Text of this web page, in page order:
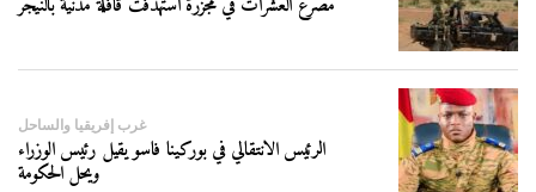
غرب إفريقيا والساحل
الرئيس الانتقالي في بوركينا فاسو يقيل رئيس الوزراء
ويحل الحكومة